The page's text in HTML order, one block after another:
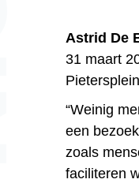
Astrid De
31 maart
“Weinig
een
zoals
faciliteren